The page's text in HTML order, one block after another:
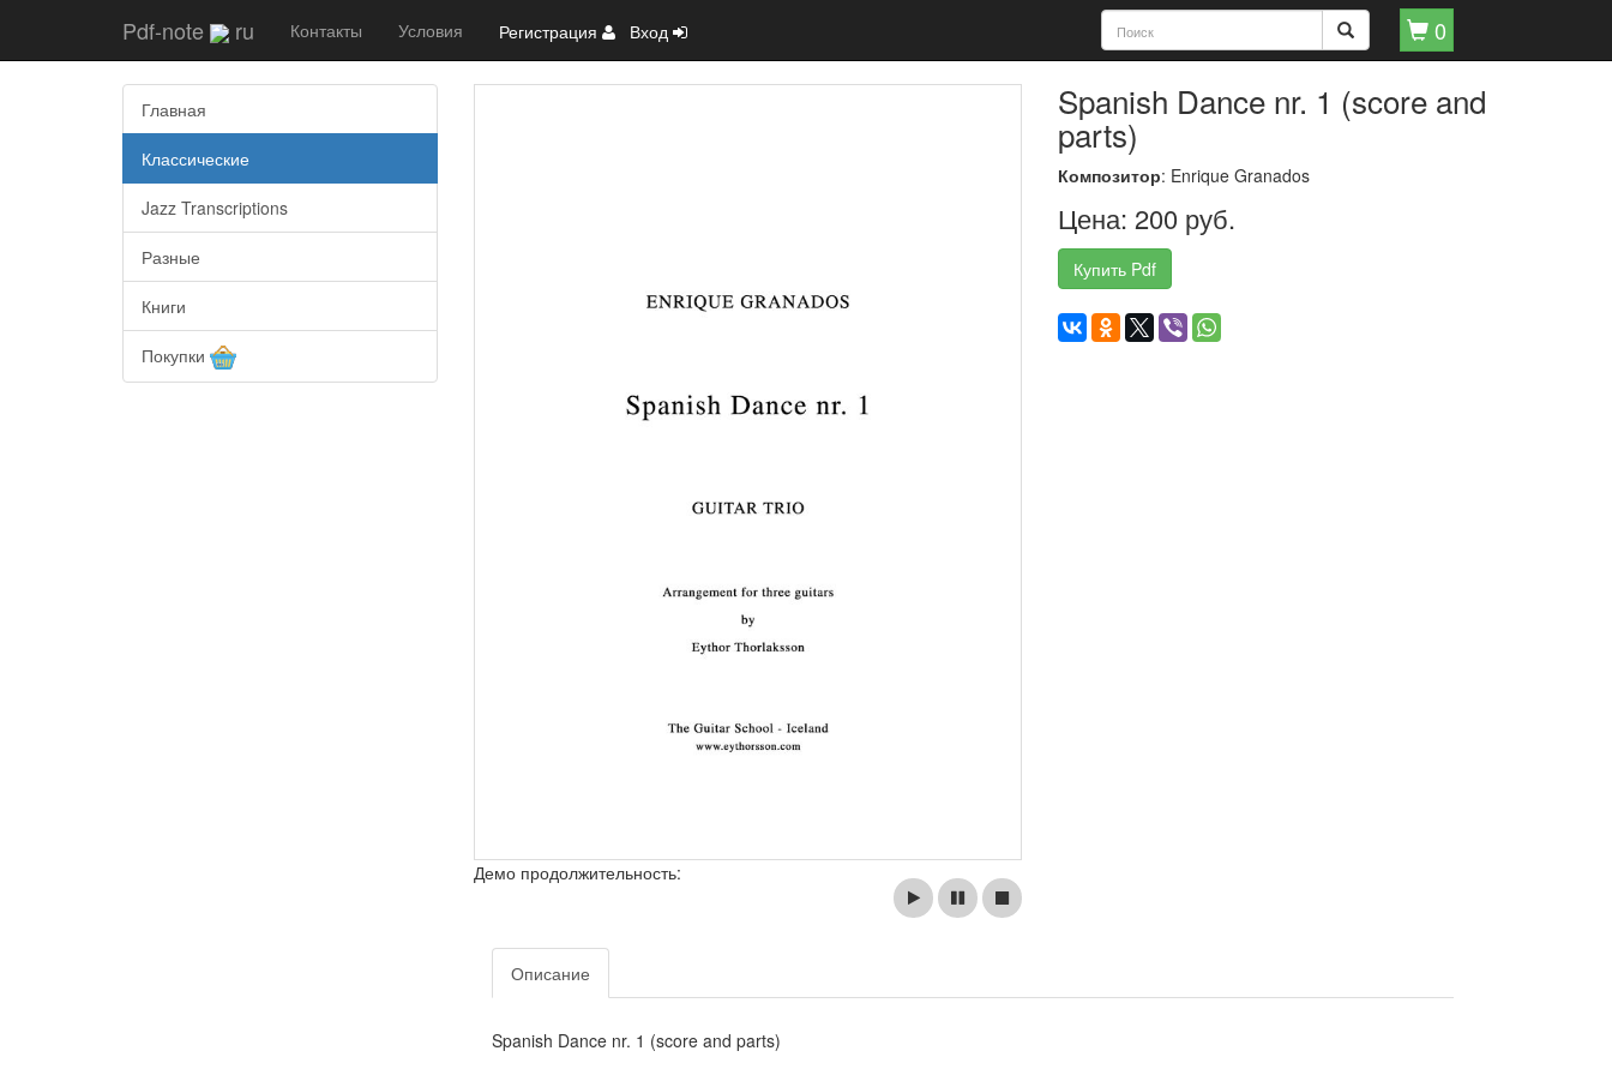
Pdf-note ru Контакты Условия 0
Регистрация Вход
Главная
Классические
Jazz Transcriptions
Разные
Книги
Покупки
Демо продолжительность:
Spanish Dance nr. 1 (score and
parts)
Композитор: Enrique Granados
Цена: 200 руб.
Купить Pdf
Описание
Spanish Dance nr. 1 (score and parts)